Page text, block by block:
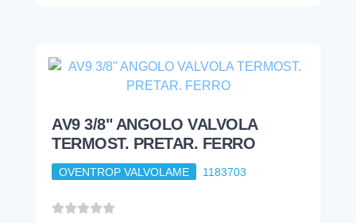
AV9 3/8" ANGOLO VALVOLA
TERMOST. PRETAR. FERRO
OVENTROP VALVOLAME 1183703